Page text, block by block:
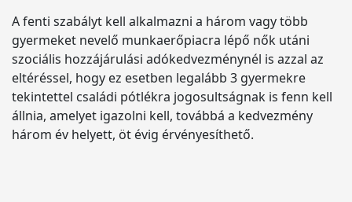
A fenti szabályt kell alkalmazni a három vagy több
gyermeket nevelő munkaerőpiacra lépő nők utáni
szociális hozzájárulási adókedvezménynél is azzal az
eltéréssel, hogy ez esetben legalább 3 gyermekre
tekintettel családi pótlékra jogosultságnak is fenn kell
állnia, amelyet igazolni kell, továbbá a kedvezmény
három év helyett, öt évig érvényesíthető.